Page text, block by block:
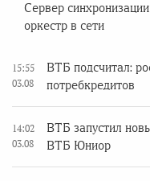
Сервер
оркестр в сети
15:55
03.08
ВТБ подсчитал:
потребкредитов
14:02
03.08
ВТБ запустил
ВТБ Юниор